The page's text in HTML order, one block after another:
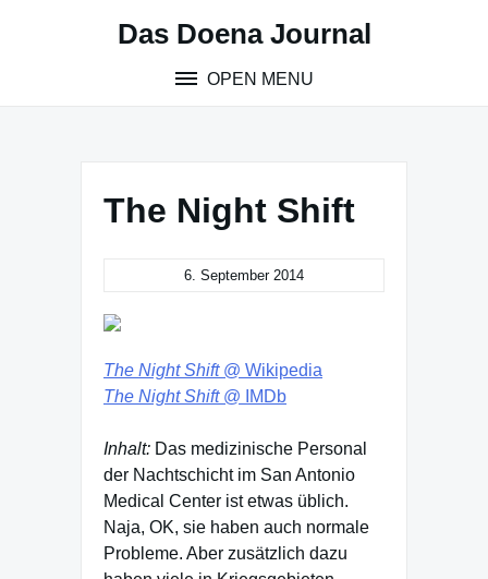
Das Doena Journal
OPEN MENU
The Night Shift
6. September 2014
The Night Shift@ Wikipedia
The Night Shift@ IMDb
Inhalt: Das medizinische Personal
der Nachtschicht im San Antonio
Medical Center ist etwas üblich.
Naja, OK, sie haben auch normale
Probleme. Aber zusätzlich dazu